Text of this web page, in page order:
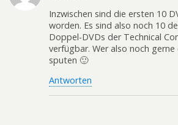
Inzwischen sind die ersten 10
worden. Es sind also noch 10
Doppel-DVDs der Technical
verfügbar. Wer also noch
sputen 🙂
Antworten